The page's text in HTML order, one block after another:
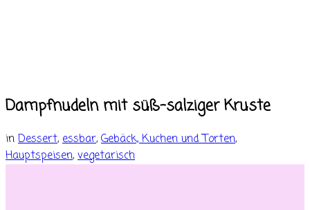
Dampfnudeln mit süß-salziger Kruste
in Dessert, essbar, Gebäck, Kuchen und Torten,
Hauptspeisen, vegetarisch